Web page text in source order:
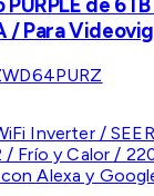
de
/ Para
WD64PURZ